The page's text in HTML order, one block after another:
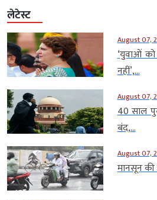
लेटेस्ट
August 07,
‘युवाओं
नहीं’,...
August 07,
40 साल
बंद,...
August 07,
मानसून